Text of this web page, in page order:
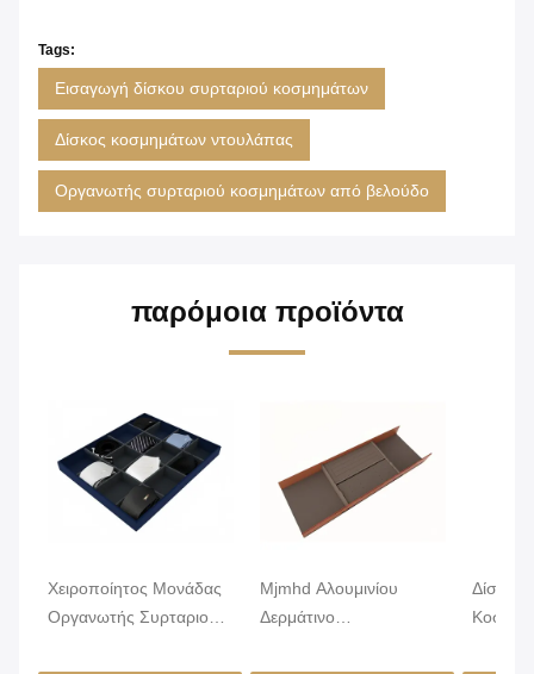
Tags:
Εισαγωγή δίσκου συρταριού κοσμημάτων
Δίσκος κοσμημάτων ντουλάπας
Οργανωτής συρταριού κοσμημάτων από βελούδο
παρόμοια προϊόντα
Χειροποίητος Μονάδας
Οργανωτής Συρταριού
Mjmhd Αλουμινίου
Δερμάτινο
Δίσκος